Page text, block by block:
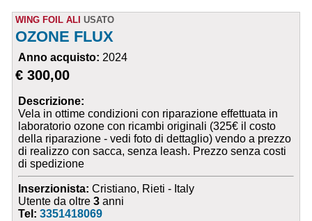
WING FOIL ALI USATO
OZONE FLUX
Anno acquisto:2024
€ 300,00
Descrizione:
Vela in ottime condizioni con riparazione effettuata in
laboratorio ozone con ricambi originali (325€ il costo
della riparazione - vedi foto di dettaglio) vendo a prezzo
di realizzo con sacca, senza leash. Prezzo senza costi
di spedizione
Inserzionista: Cristiano, Rieti - Italy
Utente da oltre3 anni
Tel:3351418069